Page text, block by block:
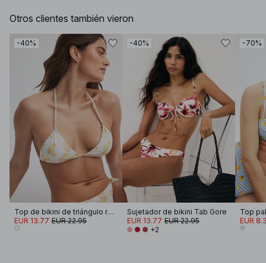
Otros clientes también vieron
-40%
Top de bikini de triángulo reversible
EUR 13.77 EUR 22.95
-40%
Sujetador de bikini Tab Gore
EUR 13.77 EUR 22.95
+2
-70%
EUR